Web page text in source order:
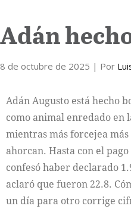
Colaboradores
Internacional
Cultura
Adán
8 de octubre de 2025 | Por
Adán Augusto está hecho
como animal enredado en
mientras más forcejea
ahorcan. Hasta con el
confesó haber declarado
aclaró que fueron 22.8.
un día para otro corrige